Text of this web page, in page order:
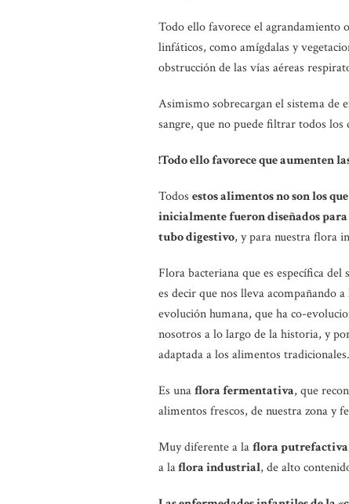
Todo ello favorece el agrandamiento
linfáticos, como amígdalas y
obstrucción de las vías aéreas
Asimismo sobrecargan el sistema de
sangre, que no puede filtrar todos los
!Todo ello favorece que aumenten
Todos estos alimentos no son los que
inicialmente fueron diseñados
tubo digestivo, y para nuestra flora
Flora bacteriana que es específica del
es decir que nos lleva acompañando
evolución humana, que ha co-
nosotros a lo largo de la historia, y
adaptada a los alimentos tradicionales.
Es unaflora fermentativa, que
alimentos frescos, de nuestra zona y
Muy diferente a laflora putrefactiva
a laflora industrial, de alto